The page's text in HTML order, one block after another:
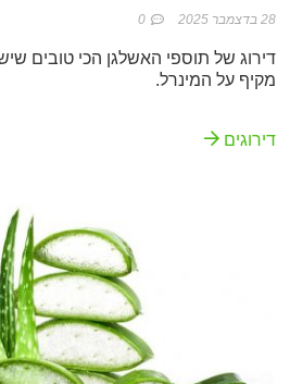
28 בדצמבר 2025 0
דירוג של תוספי האשלגן הכי טובים
מקיף על המינרל.
דירוגים